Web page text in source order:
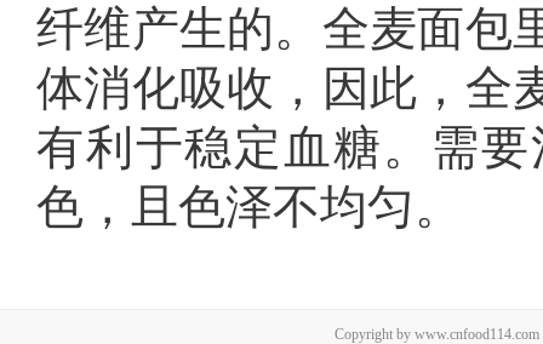
纤维产生的。全麦面包
体消化吸收，因此，全
有利于稳定血糖。需
色，且色泽不均匀。
Copyright by